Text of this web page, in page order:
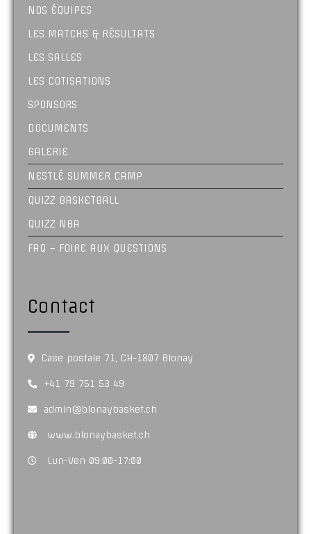
NOS ÉQUIPES
LES MATCHS & RÉSULTATS
LES SALLES
LES COTISATIONS
SPONSORS
DOCUMENTS
GALERIE
NESTLÉ SUMMER CAMP
QUIZZ BASKETBALL
QUIZZ NBA
FAQ – FOIRE AUX QUESTIONS
Contact
Case postale 71, CH-1807 Blonay
+41 79 751 53 49
admin@blonaybasket.ch
www.blonaybasket.ch
Lun-Ven 09:00-17:00